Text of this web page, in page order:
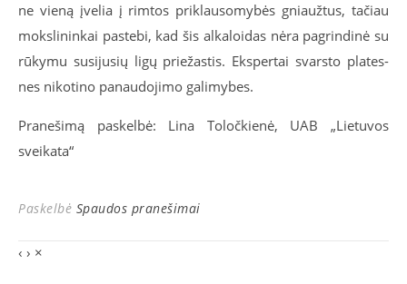
ne vie­ną įve­lia į rim­tos pri­klau­so­my­bės gniauž­tus, ta­čiau
moks­li­nin­kai pa­ste­bi, kad šis al­ka­loi­das nė­ra pa­grin­di­nė su
rū­ky­mu su­si­ju­sių li­gų prie­žas­tis. Eks­per­tai svars­to pla­tes­
nes ni­ko­ti­no pa­nau­do­ji­mo ga­li­my­bes.
Pranešimą paskelbė: Lina Toločkienė, UAB „Lietuvos
sveikata“
Paskelbė Spaudos pranešimai
‹ › ×